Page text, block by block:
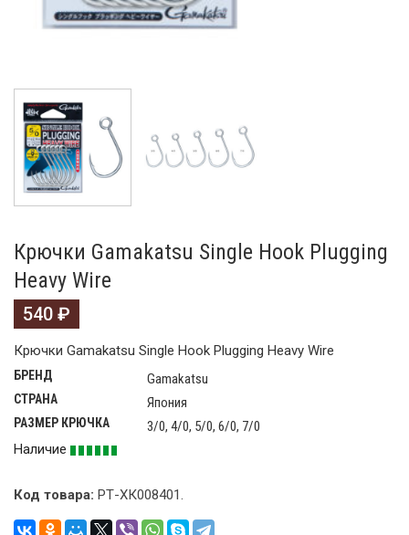
Крючки Gamakatsu Single Hook Plugging
Heavy Wire
540 ₽
Крючки Gamakatsu Single Hook Plugging Heavy Wire
БРЕНД Gamakatsu
СТРАНА Япония
РАЗМЕР КРЮЧКА
3/0, 4/0, 5/0, 6/0, 7/0
Наличие
Код товара: РТ-ХК008401.